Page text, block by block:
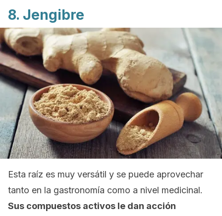
8. Jengibre
Esta raíz es muy versátil y se puede aprovechar
tanto en la gastronomía como a nivel medicinal.
Sus compuestos activos le dan acción